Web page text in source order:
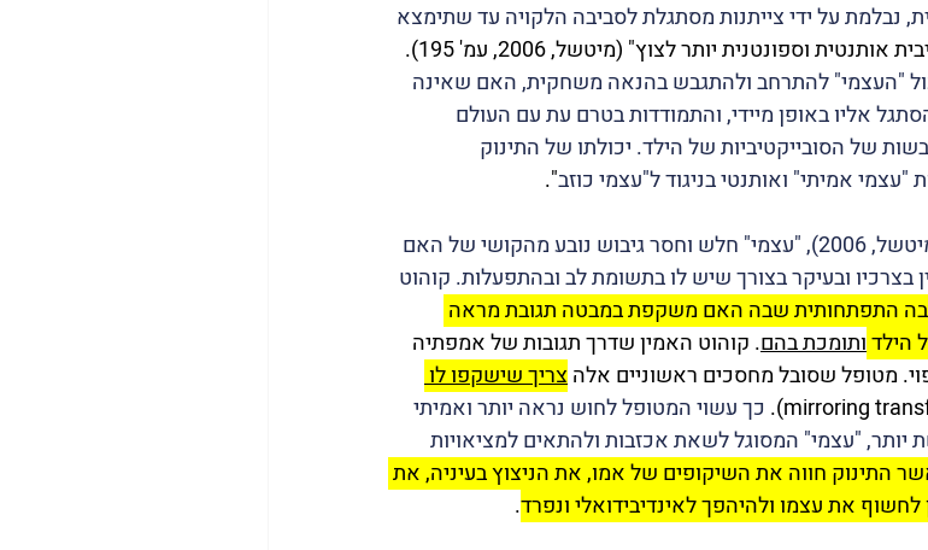
נבלמת על ידי צייתנות מסתגלת לסביבה הלקויה עד שתימצא
וספונטנית יותר לצוץ" (מיטשל, 2006, עמ' 195).
"העצמי" להתרחב ולהתגבש בהנאה משחקית, האם שאינה
אליו באופן מיידי, והתמודדות בטרם עת עם העולם
של הסובייקטיביות של הילד. יכולתו של התינוק
אמיתי" ואותנטי בניגוד ל"עצמי כוזב".
מיטשל, 2006), "עצמי" חלש וחסר גיבוש נובע מהקושי של האם
ובעיקר בצורך שיש לו בתשומת לב ובהתפעלות. קוהוט
התפתחותית שבה האם משקפת במבטה תגובת מראה
הילד ותומכת בהם. קוהוט האמין שדרך תגובות של אמפתיה
מטופל שסובל מחסכים ראשוניים אלה צריך שישקפו לו
כך עשוי המטופל לחוש נראה יותר ואמיתי
יותר, "עצמי" המסוגל לשאת אכזבות ולהתאים למציאויות
התינוק חווה את השיקופים של אמו, את הניצוץ בעיניה, את
את עצמו ולהיהפך לאינדיבידואלי ונפרד.